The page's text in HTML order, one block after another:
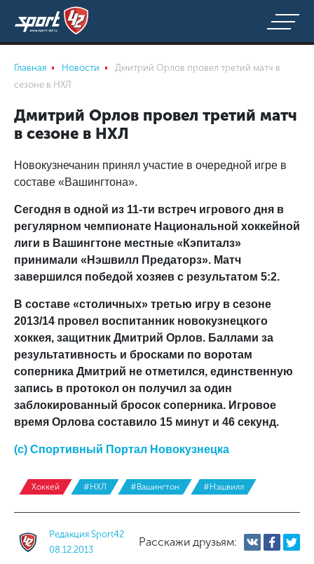
Главная Новости
Дмитрий Орлов провел третий матч в
сезоне в НХЛ
Дмитрий Орлов провел третий матч
в сезоне в НХЛ
Новокузнечанин принял участие в очередной игре в
составе «Вашингтона».
Сегодня в одной из 11-ти встреч игрового дня в
регулярном чемпионате Национальной хоккейной
лиги в Вашингтоне местные «Кэпиталз»
принимали «Нэшвилл Предаторз». Матч
завершился победой хозяев с результатом 5:2.
В составе «столичных» третью игру в сезоне
2013/14 провел воспитанник новокузнецкого
хоккея, защитник Дмитрий Орлов. Баллами за
результативность и бросками по воротам
соперника Дмитрий не отметился, единственную
запись в протокол он получил за один
заблокированный бросок соперника. Игровое
время Орлова составило 15 минут и 46 секунд.
(с) Спортивный Портал Новокузнецка
Хоккей #НХЛ #Вашингтон #Нэшвилл
Редакция Sport42
08.12.2013
Расскажи друзьям: